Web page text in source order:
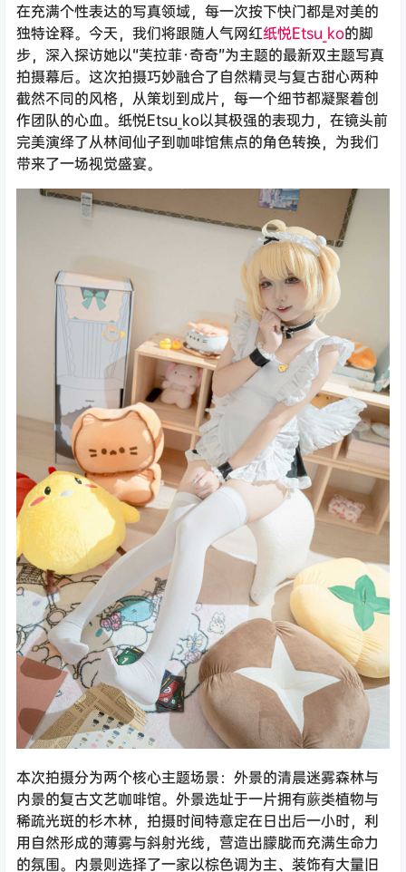
在充满个性表达的写真领域，每一次按下快门都是对美的
独特诠释。今天，我们将跟随人气网红纸悦Etsu_ko的脚
步，深入探访她以“芙拉菲·奇奇”为主题的最新双主题写真
拍摄幕后。这次拍摄巧妙融合了自然精灵与复古甜心两种
截然不同的风格，从策划到成片，每一个细节都凝聚着创
作团队的心血。纸悦Etsu_ko以其极强的表现力，在镜头前
完美演绎了从林间仙子到咖啡馆焦点的角色转换，为我们
带来了一场视觉盛宴。
本次拍摄分为两个核心主题场景：外景的清晨迷雾森林与
内景的复古文艺咖啡馆。外景选址于一片拥有蕨类植物与
稀疏光斑的杉木林，拍摄时间特意定在日出后一小时，利
用自然形成的薄雾与斜射光线，营造出朦胧而充满生命力
的氛围。内景则选择了一家以棕色调为主、装饰有大量旧